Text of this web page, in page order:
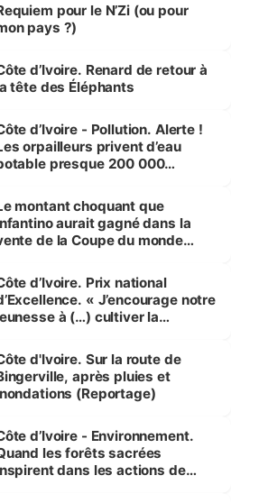
pour le N’Zi (ou pour
pays ?)
d’Ivoire. Renard de retour à
tête des Éléphants
d’Ivoire - Pollution. Alerte !
orpailleurs privent d’eau
presque 200 000
montant choquant que
aurait gagné dans la
de la Coupe du monde
d’Ivoire. Prix national
« J’encourage notre
à (…) cultiver la
Ouattara
d'Ivoire. Sur la route de
après pluies et
(Reportage)
d’Ivoire - Environnement.
les forêts sacrées
dans les actions de